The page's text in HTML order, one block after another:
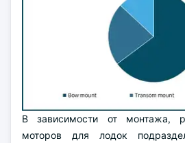
В зависимости от монтажа,
моторов для лодок